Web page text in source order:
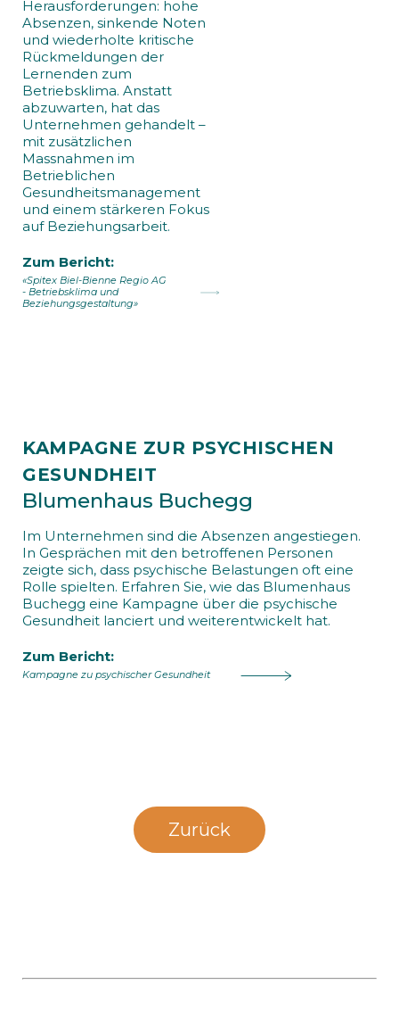
Herausforderungen: hohe
Absenzen, sinkende Noten
und wiederholte kritische
Rückmeldungen der
Lernenden zum
Betriebsklima. Anstatt
abzuwarten, hat das
Unternehmen gehandelt –
mit zusätzlichen
Massnahmen im
Betrieblichen
Gesundheitsmanagement
und einem stärkeren Fokus
auf Beziehungsarbeit.
Zum Bericht:
«Spitex Biel-Bienne Regio AG
- Betriebsklima und
Beziehungsgestaltung»
KAMPAGNE ZUR PSYCHISCHEN
GESUNDHEIT
Blumenhaus Buchegg
Im Unternehmen sind die Absenzen angestiegen.
In Gesprächen mit den betroffenen Personen
zeigte sich, dass psychische Belastungen oft eine
Rolle spielten. Erfahren Sie, wie das Blumenhaus
Buchegg eine Kampagne über die psychische
Gesundheit lanciert und weiterentwickelt hat.
Zum Bericht:
Kampagne zu psychischer Gesundheit
Zurück